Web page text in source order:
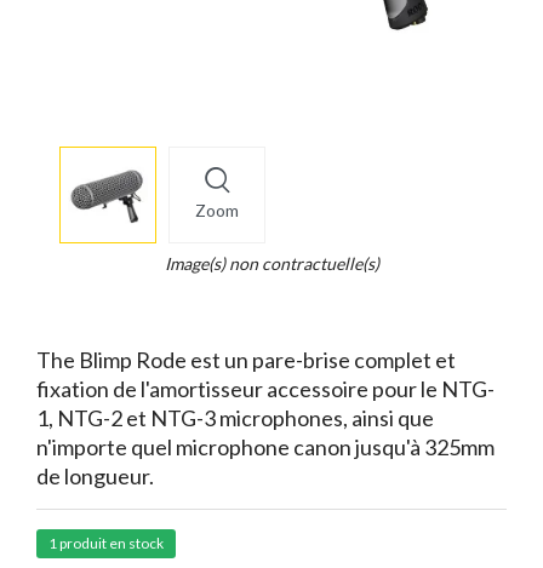
Zoom
info
Image(s) non contractuelle(s)
The Blimp Rode est un pare-brise complet et
fixation de l'amortisseur accessoire pour le NTG-
1, NTG-2 et NTG-3 microphones, ainsi que
n'importe quel microphone canon jusqu'à 325mm
de longueur.
1 produit en stock